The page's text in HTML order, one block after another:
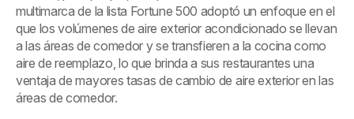
multimarca de la lista Fortune 500 adoptó un enfoque en el
que los volúmenes de aire exterior acondicionado se llevan
a las áreas de comedor y se transfieren a la cocina como
aire de reemplazo, lo que brinda a sus restaurantes una
ventaja de mayores tasas de cambio de aire exterior en las
áreas de comedor.